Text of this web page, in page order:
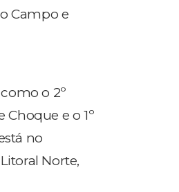
Campo e
o 2º
Choque e o 1º
no
Norte,